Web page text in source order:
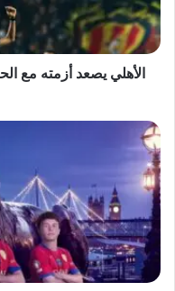
عيسى
سي
ويشكو
الأهلي يصعد أزمته مع
ديمبلي
يقود
كتيبة
انريكي
لملاقاة
البلوز
بإياب
دور
الـ”16”